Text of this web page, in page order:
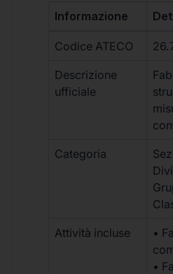
Informazione
Codice ATECO
Descrizione
ufficiale
Categoria
Attività incluse
•
•